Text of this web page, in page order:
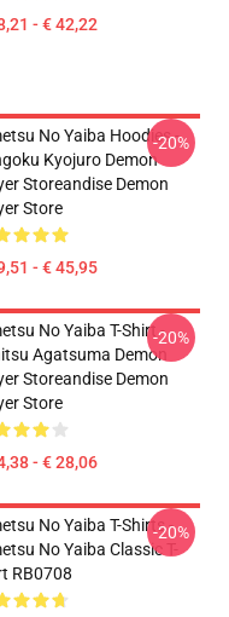
- € 42,22
No Yaiba Hoodies -
Kyojuro Demon
Storeandise Demon
Store
- € 45,95
-20%
No Yaiba T-Shirt -
Agatsuma Demon
Storeandise Demon
Store
- € 28,06
-20%
No Yaiba T-Shirts -
No Yaiba Classic T-
RB0708
-20%